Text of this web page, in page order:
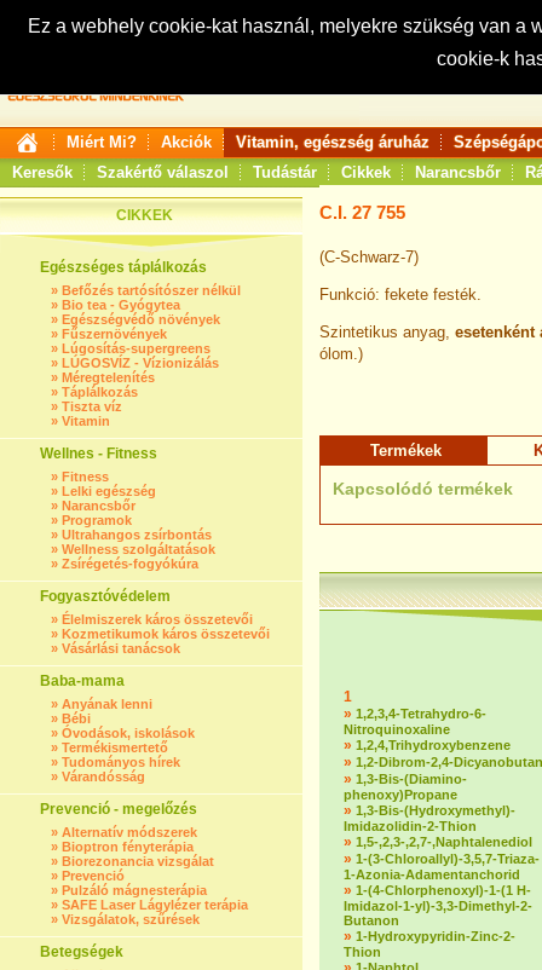
Ez a webhely cookie-kat használ, melyekre szükség van
cookie-k
Keresés:
Miért Mi? Akciók Vitamin, egészség áruház
Keresők
Szakértő válaszol Tudástár Cikkek Narancsbőr
CIKKEK
Egészséges táplálkozás
» Befőzés tartósítószer nélkül
» Bio tea - Gyógytea
» Egészségvédő növények
» Fűszernövények
» Lúgosítás-supergreens
» LÚGOSVÍZ - Vízionizálás
» Méregtelenítés
» Táplálkozás
» Tiszta víz
» Vitamin
Wellnes - Fitness
» Fitness
» Lelki egészség
» Narancsbőr
» Programok
» Ultrahangos zsírbontás
» Wellness szolgáltatások
» Zsírégetés-fogyókúra
Fogyasztóvédelem
» Élelmiszerek káros összetevői
» Kozmetikumok káros összetevői
» Vásárlási tanácsok
Baba-mama
» Anyának lenni
» Bébi
» Óvodások, iskolások
» Termékismertető
» Tudományos hírek
» Várandósság
Prevenció - megelőzés
» Alternatív módszerek
» Bioptron fényterápia
» Biorezonancia vizsgálat
» Prevenció
» Pulzáló mágnesterápia
» SAFE Laser Lágylézer terápia
» Vizsgálatok, szűrések
Betegségek
C.I. 27 755
(C-Schwarz-7)
Funkció: fekete festék.
Szintetikus anyag, esetenként
ólom.)
Termékek
Kapcsolódó termékek
1
» 1,2,3,4-Tetrahydro-6-
Nitroquinoxaline
» 1,2,4,Trihydroxybenzene
» 1,2-Dibrom-2,4-Dicyanobutan
» 1,3-Bis-(Diamino-
phenoxy)Propane
» 1,3-Bis-(Hydroxymethyl)-
Imidazolidin-2-Thion
» 1,5-,2,3-,2,7-,Naphtalenediol
» 1-(3-Chloroallyl)-3,5,7-Triaza-
1-Azonia-Adamentanchorid
» 1-(4-Chlorphenoxyl)-1-(1 H-
Imidazol-1-yl)-3,3-Dimethyl-2-
Butanon
» 1-Hydroxypyridin-Zinc-2-
Thion